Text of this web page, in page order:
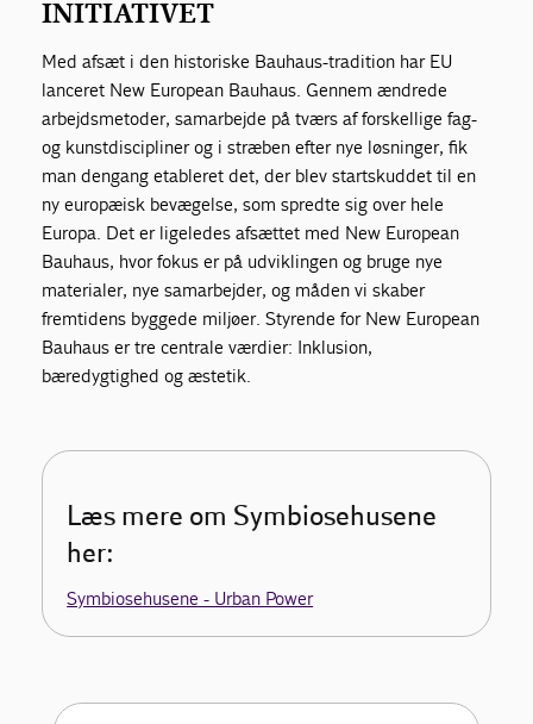
INITIATIVET
Med afsæt i den historiske Bauhaus-tradition har EU
lanceret New European Bauhaus. Gennem ændrede
arbejdsmetoder, samarbejde på tværs af forskellige fag-
og kunstdiscipliner og i stræben efter nye løsninger, fik
man dengang etableret det, der blev startskuddet til en
ny europæisk bevægelse, som spredte sig over hele
Europa. Det er ligeledes afsættet med New European
Bauhaus, hvor fokus er på udviklingen og bruge nye
materialer, nye samarbejder, og måden vi skaber
fremtidens byggede miljøer. Styrende for New European
Bauhaus er tre centrale værdier: Inklusion,
bæredygtighed og æstetik.
Læs mere om Symbiosehusene
her:
Symbiosehusene - Urban Power